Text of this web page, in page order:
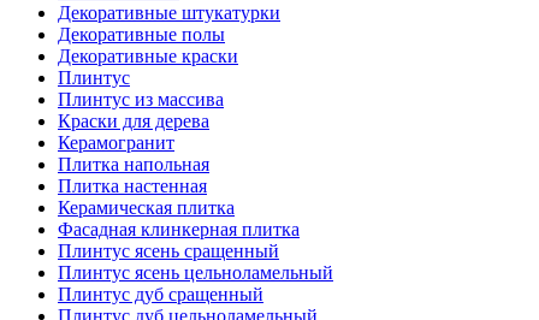
Декоративные штукатурки
Декоративные полы
Декоративные краски
Плинтус
Плинтус из массива
Краски для дерева
Керамогранит
Плитка напольная
Плитка настенная
Керамическая плитка
Фасадная клинкерная плитка
Плинтус ясень сращенный
Плинтус ясень цельноламельный
Плинтус дуб сращенный
Плинтус дуб цельноламельный